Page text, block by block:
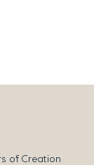
of Creation